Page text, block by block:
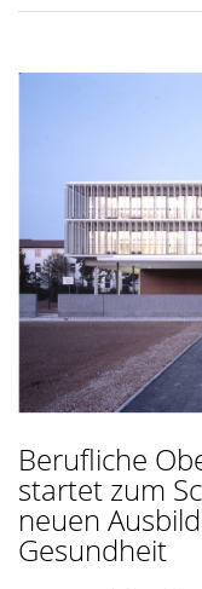
Berufliche
startet zum
neuen
Gesundheit